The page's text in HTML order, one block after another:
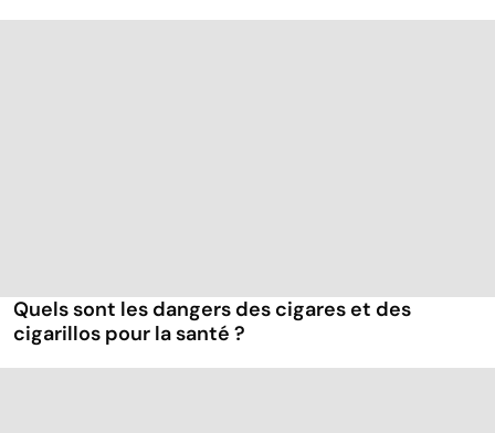
Quels sont les dangers des cigares et des
cigarillos pour la santé ?